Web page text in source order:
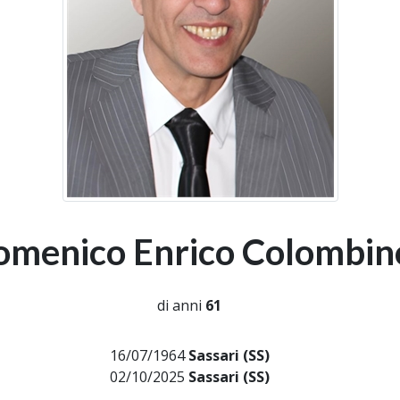
Enrico
di anni 61
16/07/1964Sassari (SS)
02/10/2025 Sassari (SS)